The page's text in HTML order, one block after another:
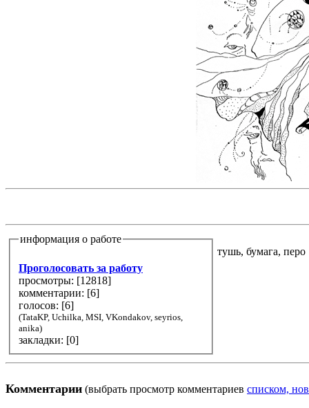
информация о работе
Проголосовать за работу
просмотры: [12818]
комментарии: [6]
голосов: [6]
(TataKP, Uchilka, MSI, VKondakov, seyrios,
anika)
закладки: [0]
тушь, бумага, перо
Комментарии (выбрать просмотр комментариев списком,